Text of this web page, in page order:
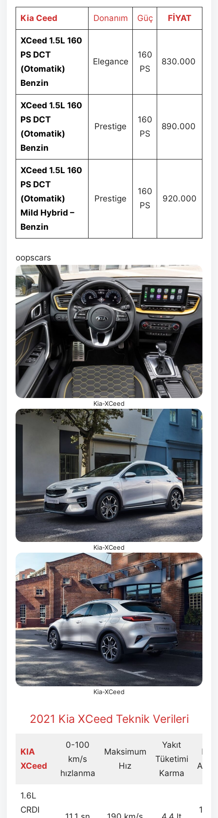
Kia Ceed Donanım Güç FİYAT
XCeed 1.5L 160
PS DCT
(Otomatik)
Benzin
Elegance
160
PS
830.000
XCeed 1.5L 160
PS DCT
(Otomatik)
Benzin
Prestige
160
PS
890.000
XCeed 1.5L 160
PS DCT
(Otomatik)
Mild Hybrid –
Benzin
Prestige
160
PS
920.000
oopscars
Kia-XCeed
Kia-XCeed
Kia-XCeed
2021 Kia XCeed Teknik Verileri
KIA
XCeed
0-100
km/s
hızlanma
Maksimum
Hız
Yakıt
Tüketimi
Karma
Boş
1.6L
CRDI
1365